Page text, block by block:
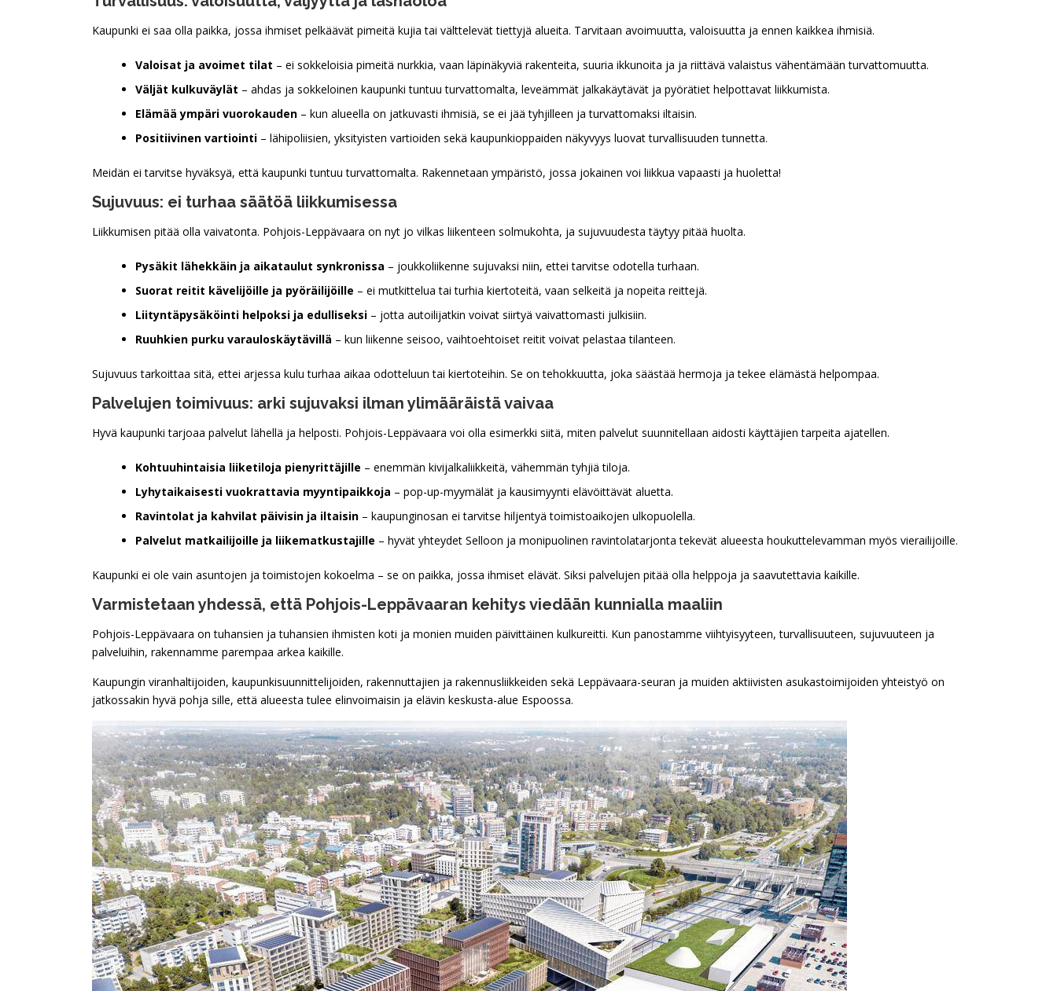
Kaupunki ei saa olla paikka, jossa ihmiset pelkäävät pimeitä kujia tai välttelevät tiettyjä alueita. Tarvitaan avoimuutta, valoisuutta ja ennen kaikkea ihmisiä.
Valoisat ja avoimet tilat – ei sokkeloisia pimeitä nurkkia, vaan läpinäkyviä rakenteita, suuria ikkunoita ja ja riittävä valaistus vähentämään turvattomuutta.
Väljät kulkuväylät – ahdas ja sokkeloinen kaupunki tuntuu turvattomalta, leveämmät jalkakäytävät ja pyörätiet helpottavat liikkumista.
Elämää ympäri vuorokauden – kun alueella on jatkuvasti ihmisiä, se ei jää tyhjilleen ja turvattomaksi iltaisin.
Positiivinen vartiointi – lähipoliisien, yksityisten vartioiden sekä kaupunkioppaiden näkyvyys luovat turvallisuuden tunnetta.
Meidän ei tarvitse hyväksyä, että kaupunki tuntuu turvattomalta. Rakennetaan ympäristö, jossa jokainen voi liikkua vapaasti ja huoletta!
Sujuvuus: ei turhaa säätöä liikkumisessa
Liikkumisen pitää olla vaivatonta. Pohjois-Leppävaara on nyt jo vilkas liikenteen solmukohta, ja sujuvuudesta täytyy pitää huolta.
Pysäkit lähekkäin ja aikataulut synkronissa – joukkoliikenne sujuvaksi niin, ettei tarvitse odotella turhaan.
Suorat reitit kävelijöille ja pyöräilijöille – ei mutkittelua tai turhia kiertoteitä, vaan selkeitä ja nopeita reittejä.
Liityntäpysäköinti helpoksi ja edulliseksi – jotta autoilijatkin voivat siirtyä vaivattomasti julkisiin.
Ruuhkien purku varauloskäytävillä – kun liikenne seisoo, vaihtoehtoiset reitit voivat pelastaa tilanteen.
Sujuvuus tarkoittaa sitä, ettei arjessa kulu turhaa aikaa odotteluun tai kiertoteihin. Se on tehokkuutta, joka säästää hermoja ja tekee elämästä helpompaa.
Palvelujen toimivuus: arki sujuvaksi ilman ylimääräistä vaivaa
Hyvä kaupunki tarjoaa palvelut lähellä ja helposti. Pohjois-Leppävaara voi olla esimerkki siitä, miten palvelut suunnitellaan aidosti käyttäjien tarpeita ajatellen.
Kohtuuhintaisia liiketiloja pienyrittäjille – enemmän kivijalkaliikkeitä, vähemmän tyhjiä tiloja.
Lyhytaikaisesti vuokrattavia myyntipaikkoja – pop-up-myymälät ja kausimyynti elävöittävät aluetta.
Ravintolat ja kahvilat päivisin ja iltaisin – kaupunginosan ei tarvitse hiljentyä toimistoaikojen ulkopuolella.
Palvelut matkailijoille ja liikematkustajille – hyvät yhteydet Selloon ja monipuolinen ravintolatarjonta tekevät alueesta houkuttelevamman myös vierailijoille.
Kaupunki ei ole vain asuntojen ja toimistojen kokoelma – se on paikka, jossa ihmiset elävät. Siksi palvelujen pitää olla helppoja ja saavutettavia kaikille.
Varmistetaan yhdessä, että Pohjois-Leppävaaran kehitys viedään kunnialla maaliin
Pohjois-Leppävaara on tuhansien ja tuhansien ihmisten koti ja monien muiden päivittäinen kulkureitti. Kun panostamme viihtyisyyteen, turvallisuuteen, sujuvuuteen ja
palveluihin, rakennamme parempaa arkea kaikille.
Kaupungin viranhaltijoiden, kaupunkisuunnittelijoiden, rakennuttajien ja rakennusliikkeiden sekä Leppävaara-seuran ja muiden aktiivisten asukastoimijoiden yhteistyö on
jatkossakin hyvä pohja sille, että alueesta tulee elinvoimaisin ja elävin keskusta-alue Espoossa.